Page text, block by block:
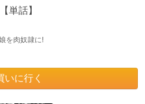
単話】
を肉奴隷に!
いに行く